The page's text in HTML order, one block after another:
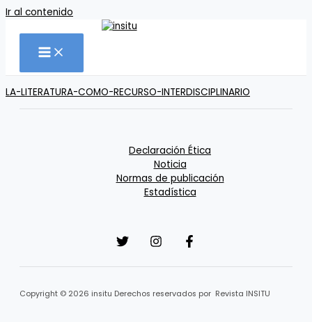
Ir al contenido
LA-LITERATURA-COMO-RECURSO-INTERDISCIPLINARIO
Declaración Ética
Noticia
Normas de publicación
Estadística
Copyright © 2026 insitu Derechos reservados por Revista INSITU